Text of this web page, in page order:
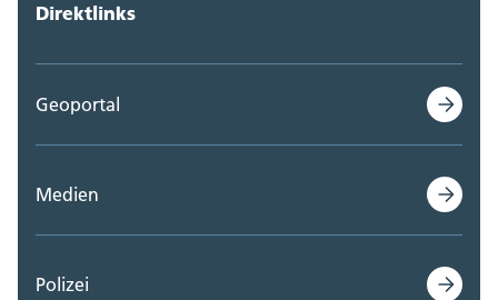
Direktlinks
Geoportal
Medien
Polizei